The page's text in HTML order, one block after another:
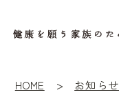
HOME お知らせ